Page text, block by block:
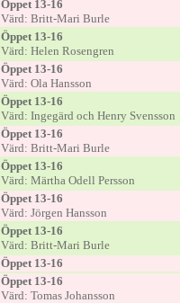
Öppet 13-16
Värd: Britt-Mari Burle
Öppet 13-16
Värd: Helen Rosengren
Öppet 13-16
Värd: Ola Hansson
Öppet 13-16
Värd: Ingegärd och Henry Svensson
Öppet 13-16
Värd: Britt-Mari Burle
Öppet 13-16
Värd: Märtha Odell Persson
Öppet 13-16
Värd: Jörgen Hansson
Öppet 13-16
Värd: Britt-Mari Burle
Öppet 13-16
Öppet 13-16
Värd: Tomas Johansson